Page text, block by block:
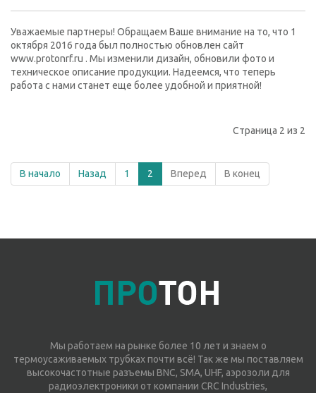
Уважаемые партнеры! Обращаем Ваше внимание на то, что 1
октября 2016 года был полностью обновлен сайт
www.protonrf.ru . Мы изменили дизайн, обновили фото и
техническое описание продукции. Надеемся, что теперь
работа с нами станет еще более удобной и приятной!
Страница 2 из 2
В начало Назад 1 2 Вперед В конец
Мы работаем на рынке более 10 лет и знаем о
термоусаживаемых трубках почти всё! Так же мы поставляем
высокочастотные разъемы BNC, SMA, UHF, аэрозоли для
радиоэлектроники от компании CRC Industries,